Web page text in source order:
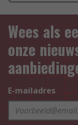
Wees als
onze
E-mailadres